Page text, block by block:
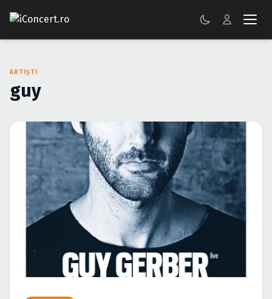
FESTIVALURI
RECENZII
GALERII FOTO
BILETE
Caută în site...
ARTIȘTI
guy